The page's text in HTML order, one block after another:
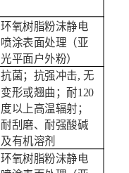
环氧树脂粉沫静电
喷涂表面处理（亚
光平面户外粉）
抗菌；抗强冲击, 无
变形或翘曲；耐120
度以上高温辐射；
耐刮磨、 耐强酸碱
及有机溶剂
环氧树脂粉沫静电